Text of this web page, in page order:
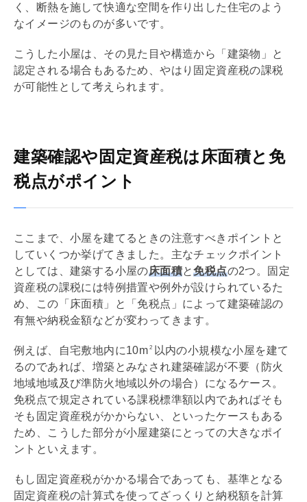
く、断熱を施して快適な空間を作り出した住宅のよう
なイメージのものが多いです。
こうした小屋は、その見た目や構造から「建築物」と
認定される場合もあるため、やはり 固定資産税の課税
が可能性として考えられます。
建築確認や固定資産税は床面積と免
税点がポイント
ここまで、小屋を建てるときの注意すべきポイントと
していくつか挙げてきました。主なチェックポイント
としては、建築する小屋の床面積と免税点の2つ。
固定
資産税の課税には特例措置や例外が設けられているた
め、この「床面積」と「免税点」によって建築確認の
有無や納税金額などが変わってきます。
例えば、自宅敷地内に10m 2
以内の小規模な小屋を建て
るのであれば、増築とみなされ建築確認が不要（防火
地域地域及び準防火地域以外の場合）になるケース。
免税点で規定されている課税標準額以内であればそも
そも 固定資産税がかからない、といったケースもある
ため、こうした部分が小屋建築にとっての大きなポイ
ントといえます。
もし 固定資産税がかかる場合であっても、基準となる
固定資産税の計算式を使ってざっくりと納税額を計算